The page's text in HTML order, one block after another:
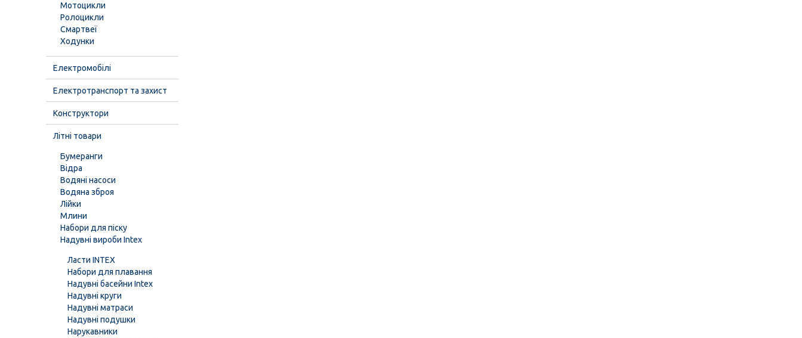
Мотоцикли
Ролоцикли
Смартвеї
Ходунки
Електромобілі
Електротранспорт та захист
Конструктори
Літні товари
Бумеранги
Відра
Водяні насоси
Водяна зброя
Лійки
Млини
Набори для піску
Надувні вироби Intex
Ласти INTEX
Набори для плавання
Надувні басейни Intex
Надувні круги
Надувні матраси
Надувні подушки
Нарукавники